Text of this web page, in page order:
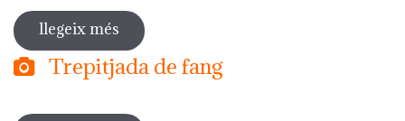
llegeix més sobre actuacions musicargentona
Trepitjada de fang